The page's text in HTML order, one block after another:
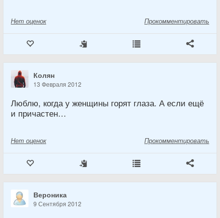
Нет оценок Прокомментировать
Колян
13 Февраля 2012
Люблю, когда у женщины горят глаза. А если ещё
и причастен…
Нет оценок Прокомментировать
Вероника
9 Сентября 2012